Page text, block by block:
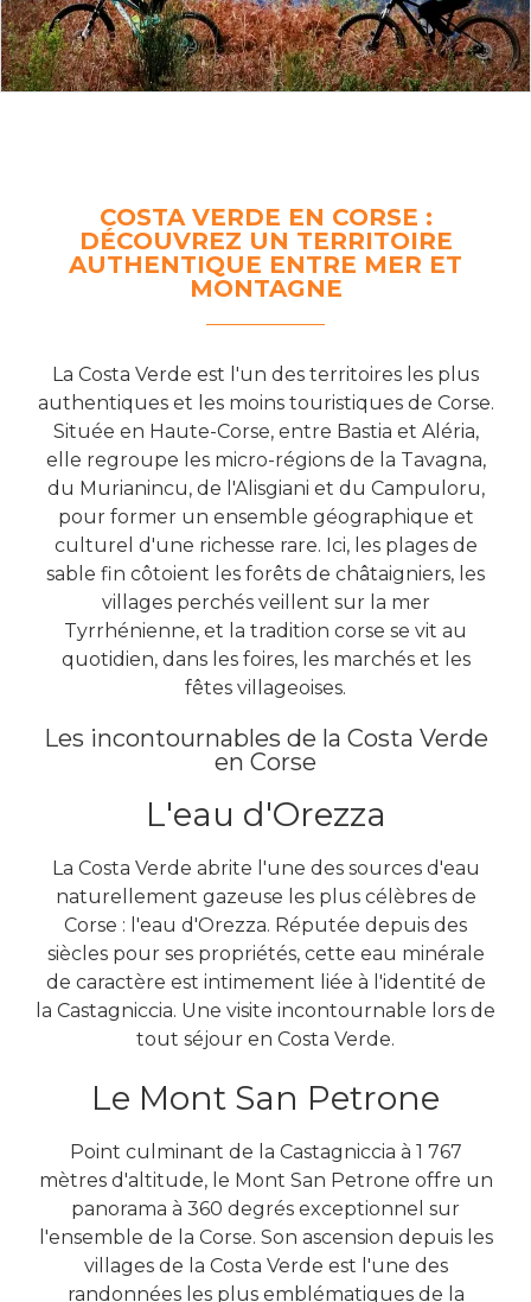
COSTA VERDE EN CORSE :
DÉCOUVREZ UN TERRITOIRE
AUTHENTIQUE ENTRE MER ET
MONTAGNE
La Costa Verde est l'un des territoires les plus
authentiques et les moins touristiques de Corse.
Située en Haute-Corse, entre Bastia et Aléria,
elle regroupe les micro-régions de la Tavagna,
du Murianincu, de l'Alisgiani et du Campuloru,
pour former un ensemble géographique et
culturel d'une richesse rare. Ici, les plages de
sable fin côtoient les forêts de châtaigniers, les
villages perchés veillent sur la mer
Tyrrhénienne, et la tradition corse se vit au
quotidien, dans les foires, les marchés et les
fêtes villageoises.
Les incontournables de la Costa Verde
en Corse
L'eau d'Orezza
La Costa Verde abrite l'une des sources d'eau
naturellement gazeuse les plus célèbres de
Corse : l'eau d'Orezza. Réputée depuis des
siècles pour ses propriétés, cette eau minérale
de caractère est intimement liée à l'identité de
la Castagniccia. Une visite incontournable lors de
tout séjour en Costa Verde.
Le Mont San Petrone
Point culminant de la Castagniccia à 1 767
mètres d'altitude, le Mont San Petrone offre un
panorama à 360 degrés exceptionnel sur
l'ensemble de la Corse. Son ascension depuis les
villages de la Costa Verde est l'une des
randonnées les plus emblématiques de la